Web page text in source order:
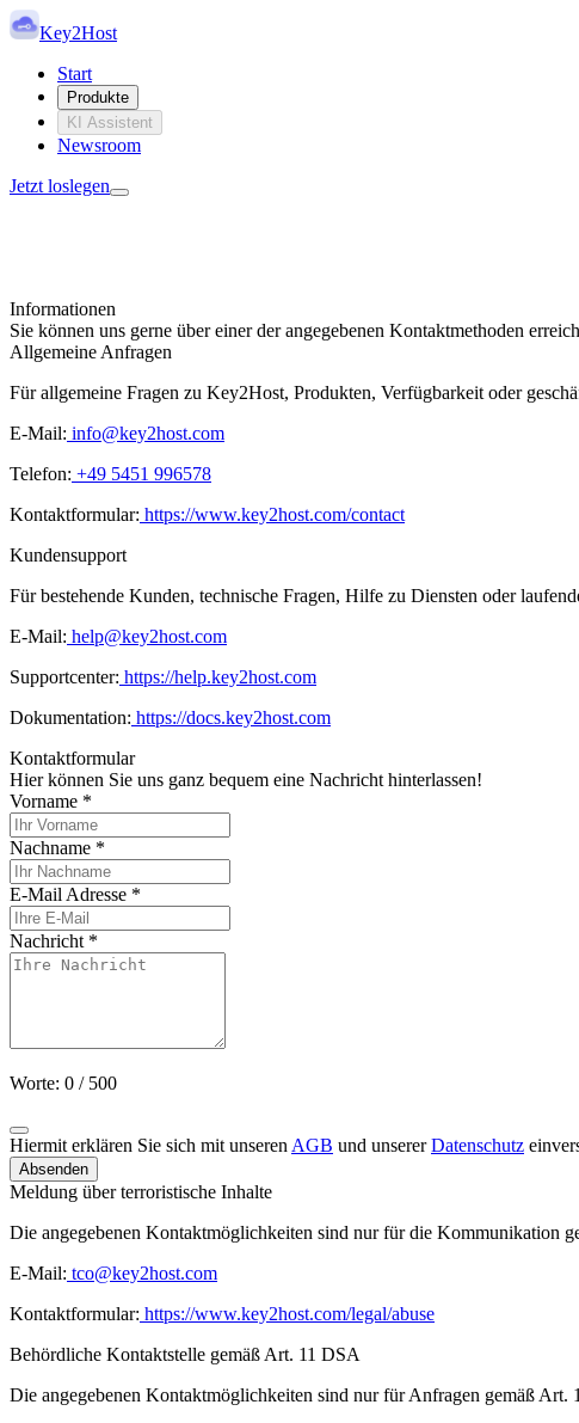
Key2Host
Start
Produkte
KI Assistent
Newsroom
Jetzt loslegen
Hier können Sie uns jederzeit erreichen.
Informationen
Sie können uns gerne über einer der angegebenen Kontaktmethoden
Allgemeine Anfragen
Für allgemeine Fragen zu Key2Host, Produkten, Verfügbarkeit oder
E-Mail: info@key2host.com
Telefon: +49 5451 996578
Kontaktformular: https://www.key2host.com/contact
Kundensupport
Für bestehende Kunden, technische Fragen, Hilfe zu Diensten oder
E-Mail: help@key2host.com
Supportcenter: https://help.key2host.com
Dokumentation: https://docs.key2host.com
Kontaktformular
Hier können Sie uns ganz bequem eine Nachricht hinterlassen!
Vorname *
Nachname *
E-Mail Adresse *
Nachricht *
Worte: 0 / 500
Hiermit erklären Sie sich mit unseren AGB und unsererDatenschutz
Absenden
Meldung über terroristische Inhalte
Die angegebenen Kontaktmöglichkeiten sind nur für die Kommunikation
E-Mail: tco@key2host.com
Kontaktformular: https://www.key2host.com/legal/abuse
Behördliche Kontaktstelle gemäß Art. 11 DSA
Die angegebenen Kontaktmöglichkeiten sind nur für Anfragen gemäß